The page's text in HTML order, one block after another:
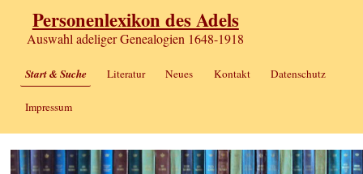
Personenlexikon des Adels
Auswahl adeliger Genealogien 1648-1918
Start & Suche Literatur Neues Kontakt Datenschutz
Impressum